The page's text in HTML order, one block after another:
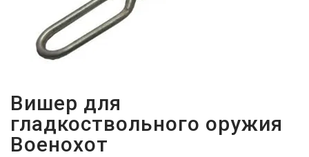
Вишер для
гладкоствольного оружия
Военохот